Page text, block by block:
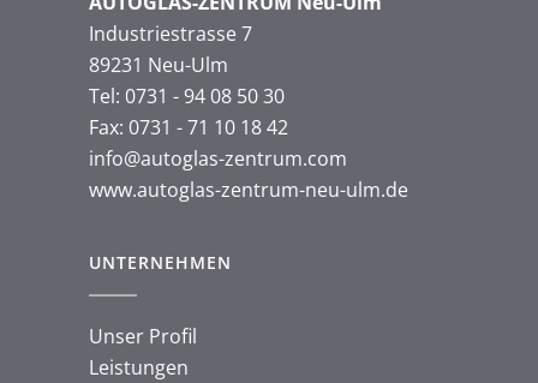
Industriestrasse 7
89231 Neu-Ulm
Tel: 0731 - 94 08 50 30
Fax: 0731 - 71 10 18 42
info@autoglas-zentrum.com
www.autoglas-zentrum-neu-ulm.de
UNTERNEHMEN
Unser Profil
Leistungen